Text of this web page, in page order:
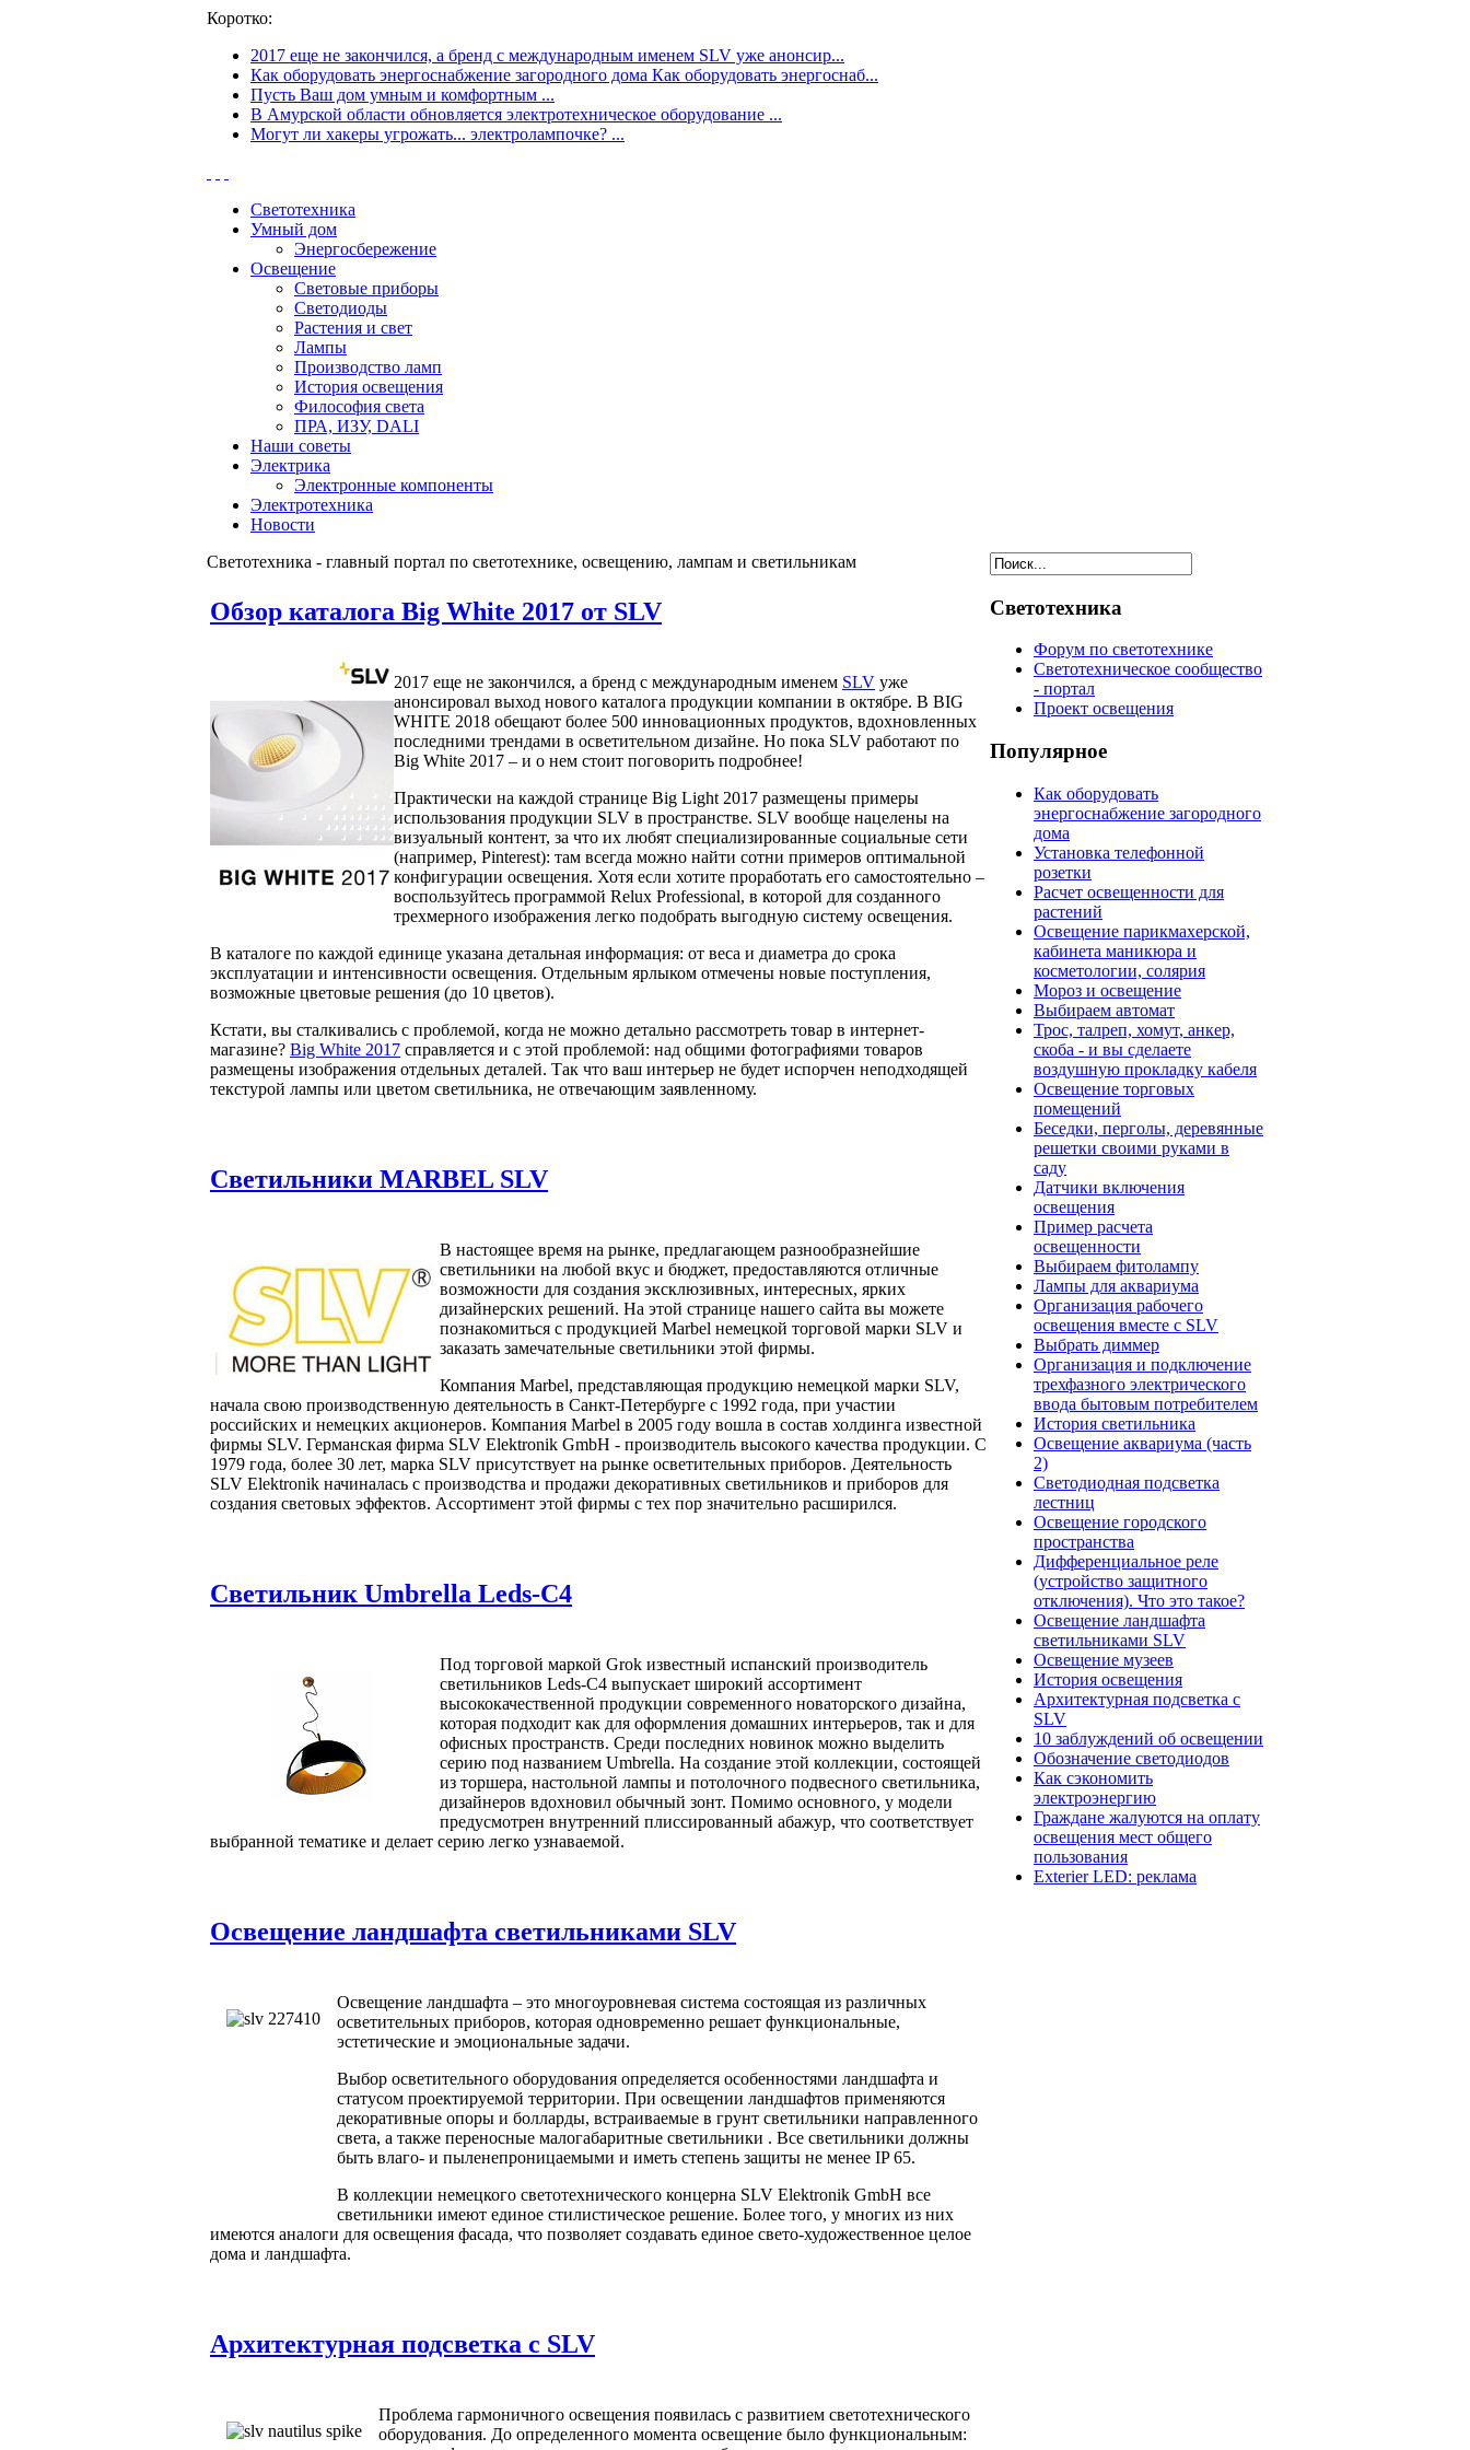
Коротко:
2017 еще не закончился, а бренд с международным именем SLV уже анонсир...
Как оборудовать энергоснабжение загородного дома Как оборудовать энергоснаб...
Пусть Ваш дом умным и комфортным ...
В Амурской области обновляется электротехническое оборудование ...
Могут ли хакеры угрожать... электролампочке? ...
Светотехника
Умный дом
Энергосбережение
Освещение
Световые приборы
Светодиоды
Растения и свет
Лампы
Производство ламп
История освещения
Философия света
ПРА, ИЗУ, DALI
Наши советы
Электрика
Электронные компоненты
Электротехника
Новости
Светотехника - главный портал по светотехнике, освещению, лампам и светильникам
Обзор каталога Big White 2017 от SLV
2017 еще не закончился, а бренд с международным именем SLV уже
анонсировал выход нового каталога продукции компании в октябре. В BIG
WHITE 2018 обещают более 500 инновационных продуктов, вдохновленных
последними трендами в осветительном дизайне. Но пока SLV работают по
Big White 2017 – и о нем стоит поговорить подробнее!
Практически на каждой странице Big Light 2017 размещены примеры
использования продукции SLV в пространстве. SLV вообще нацелены на
визуальный контент, за что их любят специализированные социальные сети
(например, Pinterest): там всегда можно найти сотни примеров оптимальной
конфигурации освещения. Хотя если хотите проработать его самостоятельно –
воспользуйтесь программой Relux Professional, в которой для созданного
трехмерного изображения легко подобрать выгодную систему освещения.
В каталоге по каждой единице указана детальная информация: от веса и диаметра до срока
эксплуатации и интенсивности освещения. Отдельным ярлыком отмечены новые поступления,
возможные цветовые решения (до 10 цветов).
Кстати, вы сталкивались с проблемой, когда не можно детально рассмотреть товар в интернет-
магазине? Big White 2017 справляется и с этой проблемой: над общими фотографиями товаров
размещены изображения отдельных деталей. Так что ваш интерьер не будет испорчен неподходящей
текстурой лампы или цветом светильника, не отвечающим заявленному.
Светильники MARBEL SLV
В настоящее время на рынке, предлагающем разнообразнейшие
светильники на любой вкус и бюджет, предоставляются отличные
возможности для создания эксклюзивных, интересных, ярких
дизайнерских решений. На этой странице нашего сайта вы можете
познакомиться с продукцией Marbel немецкой торговой марки SLV и
заказать замечательные светильники этой фирмы.
Компания Marbel, представляющая продукцию немецкой марки SLV,
начала свою производственную деятельность в Санкт-Петербурге с 1992 года, при участии
российских и немецких акционеров. Компания Marbel в 2005 году вошла в состав холдинга известной
фирмы SLV. Германская фирма SLV Elektronik GmbH - производитель высокого качества продукции. С
1979 года, более 30 лет, марка SLV присутствует на рынке осветительных приборов. Деятельность
SLV Elektronik начиналась с производства и продажи декоративных светильников и приборов для
создания световых эффектов. Ассортимент этой фирмы с тех пор значительно расширился.
Светильник Umbrella Leds-C4
Под торговой маркой Grok известный испанский производитель
светильников Leds-C4 выпускает широкий ассортимент
высококачественной продукции современного новаторского дизайна,
которая подходит как для оформления домашних интерьеров, так и для
офисных пространств. Среди последних новинок можно выделить
серию под названием Umbrella. На создание этой коллекции, состоящей
из торшера, настольной лампы и потолочного подвесного светильника,
дизайнеров вдохновил обычный зонт. Помимо основного, у модели
предусмотрен внутренний плиссированный абажур, что соответствует
выбранной тематике и делает серию легко узнаваемой.
Освещение ландшафта светильниками SLV
Освещение ландшафта – это многоуровневая система состоящая из различных
осветительных приборов, которая одновременно решает функциональные,
эстетические и эмоциональные задачи.
Выбор осветительного оборудования определяется особенностями ландшафта и
статусом проектируемой территории. При освещении ландшафтов применяются
декоративные опоры и болларды, встраиваемые в грунт светильники направленного
света, а также переносные малогабаритные светильники . Все светильники должны
быть влаго- и пыленепроницаемыми и иметь степень защиты не менее IP 65.
В коллекции немецкого светотехнического концерна SLV Elektronik GmbH все
светильники имеют единое стилистическое решение. Более того, у многих из них
имеются аналоги для освещения фасада, что позволяет создавать единое свето-художественное целое
дома и ландшафта.
Архитектурная подсветка c SLV
Проблема гармоничного освещения появилась с развитием светотехнического
оборудования. До определенного момента освещение было функциональным:
Светотехника
Форум по светотехнике
Светотехническое сообщество
- портал
Проект освещения
Популярное
Как оборудовать
энергоснабжение загородного
дома
Установка телефонной
розетки
Расчет освещенности для
растений
Освещение парикмахерской,
кабинета маникюра и
косметологии, солярия
Мороз и освещение
Выбираем автомат
Трос, талреп, хомут, анкер,
скоба - и вы сделаете
воздушную прокладку кабеля
Освещение торговых
помещений
Беседки, перголы, деревянные
решетки своими руками в
саду
Датчики включения
освещения
Пример расчета
освещенности
Выбираем фитолампу
Лампы для аквариума
Организация рабочего
освещения вместе с SLV
Выбрать диммер
Организация и подключение
трехфазного электрического
ввода бытовым потребителем
История светильника
Освещение аквариума (часть
2)
Светодиодная подсветка
лестниц
Освещение городского
пространства
Дифференциальное реле
(устройство защитного
отключения). Что это такое?
Освещение ландшафта
светильниками SLV
Освещение музеев
История освещения
Архитектурная подсветка c
SLV
10 заблуждений об освещении
Обозначение светодиодов
Как сэкономить
электроэнергию
Граждане жалуются на оплату
освещения мест общего
пользования
Exterier LED: реклама